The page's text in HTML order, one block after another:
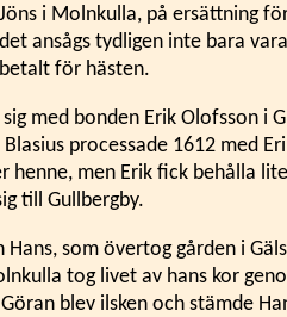
Jöns i Molnkulla, på ersättning
det ansågs tydligen inte bara
betalt för hästen.
sig med bonden Erik Olofsson i
processade 1612 med
henne, men Erik fick behålla
till Gullbergby.
Hans, som övertog gården i
tog livet av hans kor
blev ilsken och stämde